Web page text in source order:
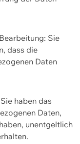
Sie
dass die
Daten
haben das
Daten,
unentgeltlich